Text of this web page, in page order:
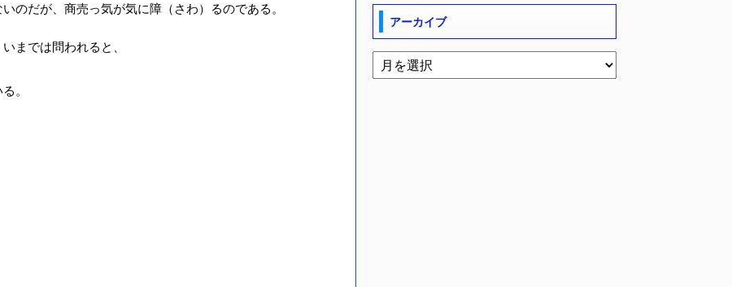
のだが、商売っ気が気に障（さわ）るのである。
までは問われると、
。
アーカイブ